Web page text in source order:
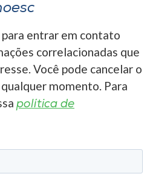
entrar em contato
correlacionadas que
Você pode cancelar o
momento. Para
política de